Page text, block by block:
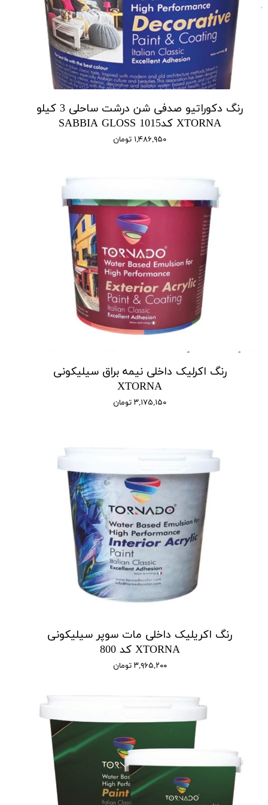
رنگ دکوراتیو صدفی شن درشت ساحلی 3 کیلو
XTORNA کد1015 SABBIA GLOSS
۱,۴۸۶,۹۵۰ تومان
رنگ اکرلیک داخلی نیمه براق سیلیکونی
XTORNA
۳,۱۷۵,۱۵۰ تومان
رنگ اکریلیک داخلی مات سوپر سیلیکونی
XTORNA کد 800
۳,۹۶۵,۲۰۰ تومان